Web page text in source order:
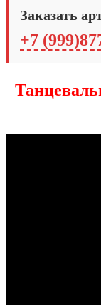
Заказать
+7